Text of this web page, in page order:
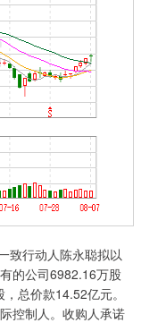
行动人陈永聪拟以
的公司6982.16万股
总价款14.52亿元。
控制人。收购人承诺